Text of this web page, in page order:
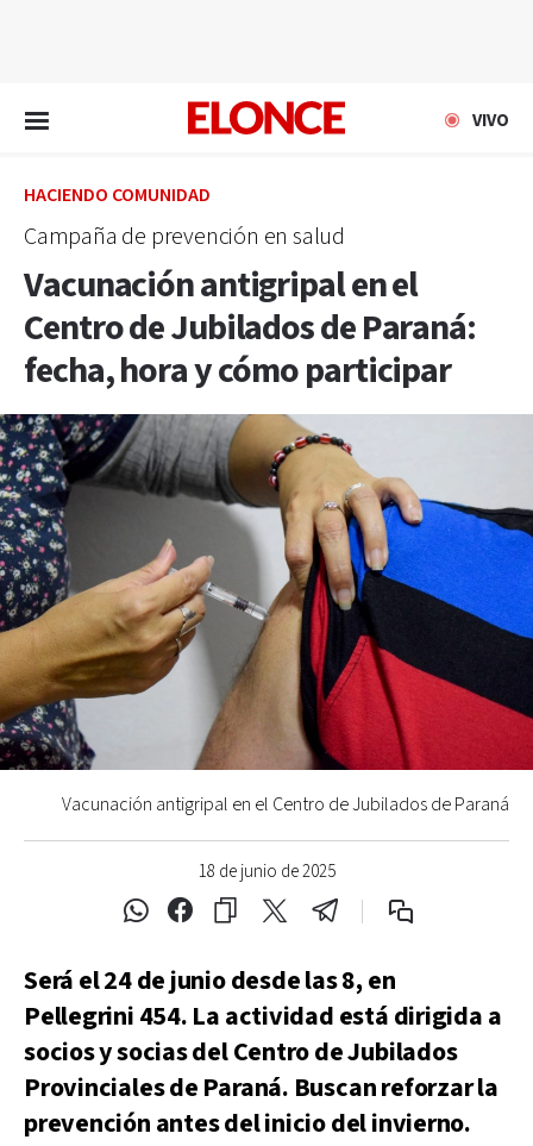
VIVO
HACIENDO COMUNIDAD
Campaña de prevención en salud
Vacunación antigripal en el
Centro de Jubilados de Paraná:
fecha, hora y cómo participar
18 de junio de 2025
Vacunación antigripal en el Centro de Jubilados de Paraná
Será el 24 de junio desde las 8, en
Pellegrini 454. La actividad está dirigida a
socios y socias del Centro de Jubilados
Provinciales de Paraná. Buscan reforzar la
prevención antes del inicio del invierno.